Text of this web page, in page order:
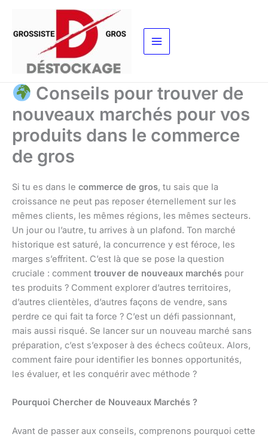
contenu
Conseils pour trouver de
nouveaux marchés pour vos
produits dans le commerce
de gros
Si tu es dans le commerce de gros, tu sais que la
croissance ne peut pas reposer éternellement sur les
mêmes clients, les mêmes régions, les mêmes secteurs.
Un jour ou l’autre, tu arrives à un plafond. Ton marché
historique est saturé, la concurrence y est féroce, les
marges s’effritent. C’est là que se pose la question
cruciale : comment trouver de nouveaux marchés pour
tes produits ? Comment explorer d’autres territoires,
d’autres clientèles, d’autres façons de vendre, sans
perdre ce qui fait ta force ? C’est un défi passionnant,
mais aussi risqué. Se lancer sur un nouveau marché sans
préparation, c’est s’exposer à des échecs coûteux. Alors,
comment faire pour identifier les bonnes opportunités,
les évaluer, et les conquérir avec méthode ?
Pourquoi Chercher de Nouveaux Marchés ?
Avant de passer aux conseils, comprenons pourquoi cette